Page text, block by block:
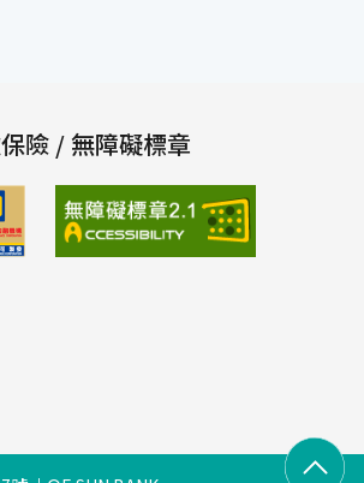
構與運作」、「提升資
業社會責任」，共有85
上市公司及686家上櫃
受評鑑，與第4屆相比
區間共有 14 家公司
治
險 / 無障礙標章